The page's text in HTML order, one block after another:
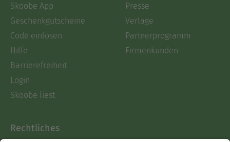
Skoobe App
Geschenkgutscheine
Code einlösen
Hilfe
Barrierefreiheit
Login
Skoobe liest
Presse
Verlage
Partnerprogramm
Firmenkunden
Rechtliches